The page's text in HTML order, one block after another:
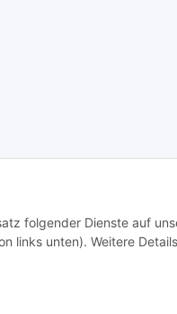
folgender Dienste auf
links unten). Weitere